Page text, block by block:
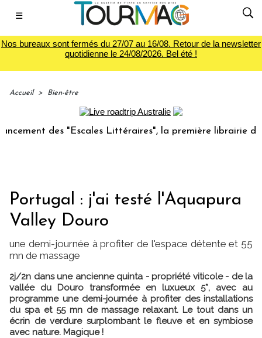
☰
Nos bureaux sont fermés du 27/07 au 16/08. Retour de la newsletter
quotidienne le 24/08/2026. Bel été !
Accueil > Bien-être
des "Escales Littéraires", la première librairie du
Portugal : j'ai testé l'Aquapura
Valley Douro
une demi-journée à profiter de l'espace détente et 55
mn de massage
2j/2n dans une ancienne quinta - propriété viticole - de la
vallée du Douro transformée en luxueux 5*, avec au
programme une demi-journée à profiter des installations
du spa et 55 mn de massage relaxant. Le tout dans un
écrin de verdure surplombant le fleuve et en symbiose
avec nature. Magique !